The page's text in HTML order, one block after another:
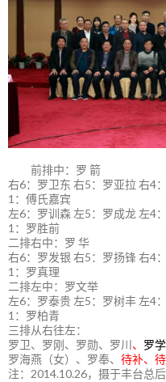
前排中：罗 箭
右6：罗卫东 右5：罗亚拉 右4
1：傅氏嘉宾
左6：罗训森 左5：罗成龙 左4
1：罗胜前
二排右中：罗 华
右6：罗发银 右5：罗扬锋 右4
1：罗真理
二排左中：罗文举
左6：罗泰贵 左5：罗树丰 左4
1：罗柏青
三排从右往左：
罗卫、罗刚、罗勋、罗川 、 罗学
罗海燕（女）、罗奉、 待补、待
注：2014.10.26，摄于丰台总